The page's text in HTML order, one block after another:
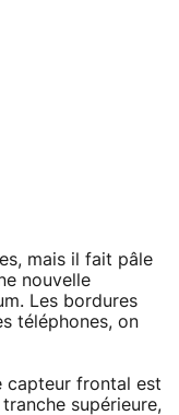
mais il fait pâle
nouvelle
Les bordures
téléphones, on
capteur frontal est
supérieure,